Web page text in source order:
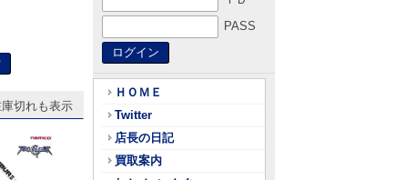
切れも表示
PASS
ＨＯＭＥ
Twitter
店長の日記
買取案内